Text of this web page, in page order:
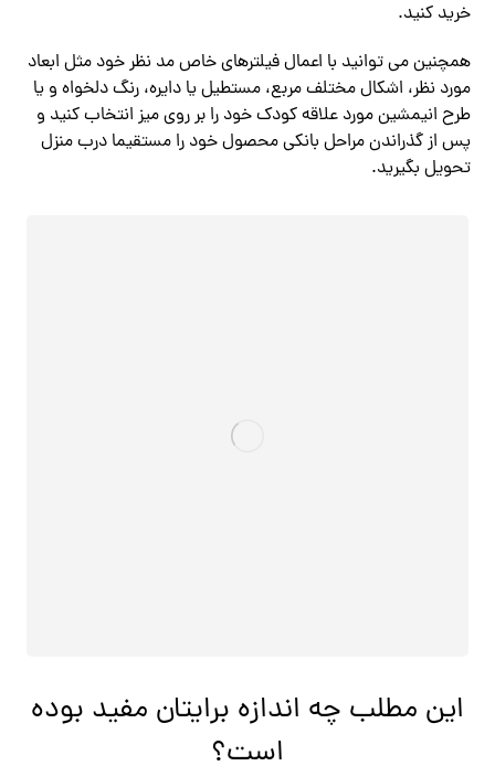
خرید کنید.
همچنین می توانید با اعمال فیلترهای خاص مد نظر خود مثل ابعاد
مورد نظر، اشکال مختلف مربع، مستطیل یا دایره، رنگ دلخواه و یا
طرح انیمشین مورد علاقه کودک خود را بر روی میز انتخاب کنید و
پس از گذراندن مراحل بانکی محصول خود را مستقیما درب منزل
تحویل بگیرید.
این مطلب چه اندازه برایتان مفید بوده
است؟